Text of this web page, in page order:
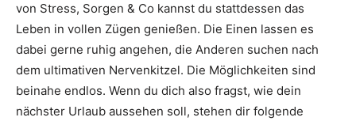
von Stress, Sorgen & Co kannst du stattdessen das
Leben in vollen Zügen genießen. Die Einen lassen es
dabei gerne ruhig angehen, die Anderen suchen nach
dem ultimativen Nervenkitzel. Die Möglichkeiten sind
beinahe endlos. Wenn du dich also fragst, wie dein
nächster Urlaub aussehen soll, stehen dir folgende